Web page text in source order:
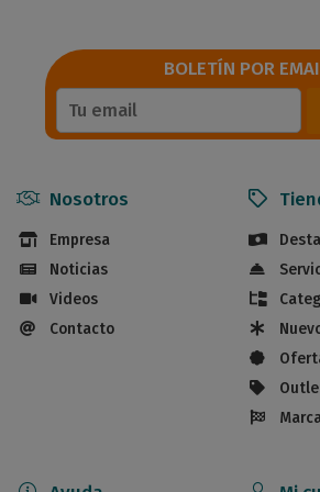
BOLETÍN POR
Nosotros
Empresa
Noticias
Videos
Contacto